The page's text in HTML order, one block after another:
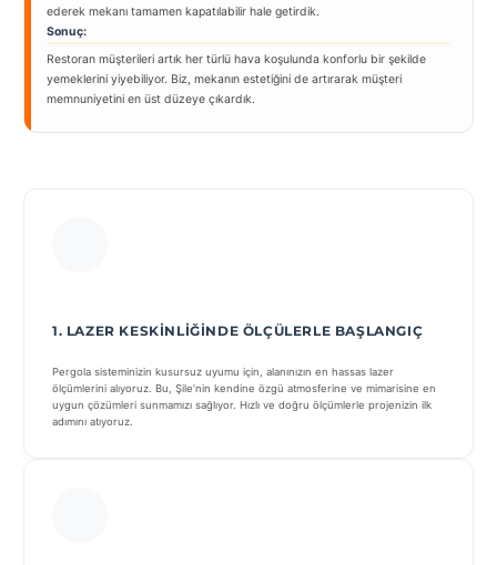
ederek mekanı tamamen kapatılabilir hale getirdik.
Sonuç:
Restoran müşterileri artık her türlü hava koşulunda konforlu bir şekilde
yemeklerini yiyebiliyor. Biz, mekanın estetiğini de artırarak müşteri
memnuniyetini en üst düzeye çıkardık.
1. LAZER KESKINLIĞINDE ÖLÇÜLERLE BAŞLANGIÇ
Pergola sisteminizin kusursuz uyumu için, alanınızın en hassas lazer
ölçümlerini alıyoruz. Bu, Şile’nin kendine özgü atmosferine ve mimarisine en
uygun çözümleri sunmamızı sağlıyor. Hızlı ve doğru ölçümlerle projenizin ilk
adımını atıyoruz.